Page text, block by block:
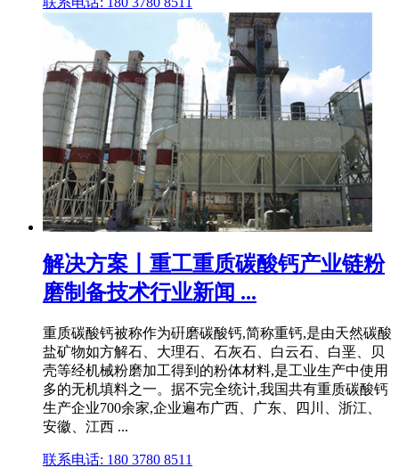
解决方案丨重工重质碳酸钙产业链粉
磨制备技术行业新闻 ...
重质碳酸钙被称作为硏磨碳酸钙,简称重钙,是由天然碳酸
盐矿物如方解石、大理石、石灰石、白云石、白垩、贝
壳等经机械粉磨加工得到的粉体材料,是工业生产中使用
多的无机填料之一。据不完全统计,我国共有重质碳酸钙
生产企业700余家,企业遍布广西、广东、四川、浙江、
安徽、江西 ...
联系电话: 180 3780 8511